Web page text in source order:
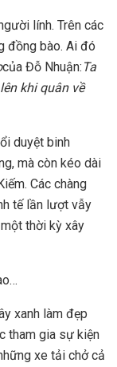
lính. Trên các
đồng bào. Ai đó
của Đỗ Nhuận: Ta
khi quân về
duyệt binh
mà còn kéo dài
Các chàng
tế lần lượt vẫy
thời kỳ xây
xanh làm đẹp
tham gia sự kiện
xe tải chở cả